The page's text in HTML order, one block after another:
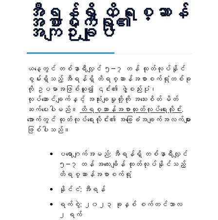
အီရန်ရှိ တိရစ္ဆာန်
အစာစက်ရုံ၏
အကျဉ်းချုပ်
ယနေ့တွင် တစ်နာရီလျှင် ၅–၇ တန် ထုတ်လုပ်နိုင်
စွမ်းရှိသည့် အီရန်ရှိ တိရစ္ဆာန်အစာစက်ရုံတစ်ခု
ကို ဥပမာအဖြစ်ယူ၍ ၎င်း၏ ဖွဲ့စည်းပုံ၊
လုပ်ဆောင်ချက်နှင့် အသုံးချမှုတို့ကို အသေးစိတ် မိတ်
ဆက်ပေးပါမည်။
တိရစ္ဆာန်အစာထုတ်လုပ်ရေးလိုင်း.
အောက်တွင် ထုတ်လုပ်ရေးလိုင်း၏ အခြေခံအချက်အလက်များ
ဖြစ်ပါသည်။
ပရောဂျက်အမည်: အီရန်ရှိ တစ်နာရီလျှင်
၅–၇ တန် အလေးချိန် ထုတ်လုပ်နိုင်သည့်
တိရစ္ဆာန်အစာစက်ရုံ
နိုင်ငံ: အီရန်
ရက်စွဲ: ၂၀၂၃ ခုနှစ် စက်တင်ဘာလ
၂ ရက်